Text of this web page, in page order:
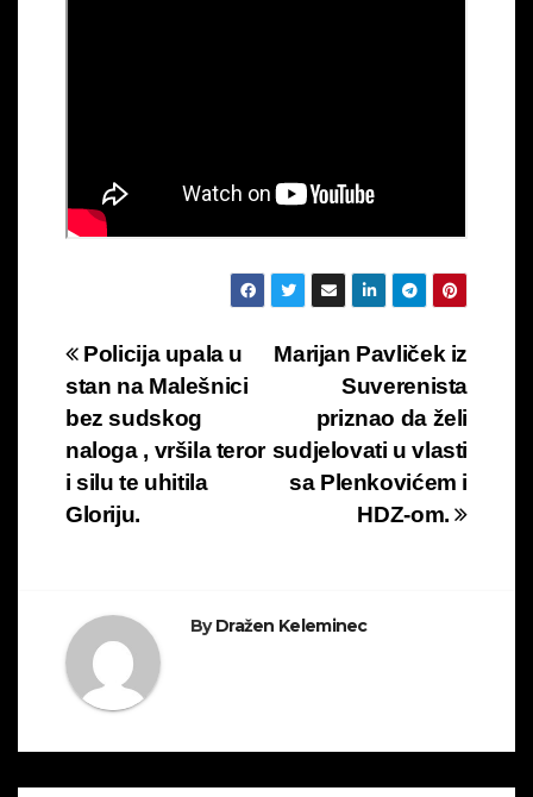
Navigacija
objava
Marijan Pavliček iz
Suverenista
priznao da želi
sudjelovati u vlasti
sa Plenkovićem i
HDZ-om.
Policija upala u
stan na Malešnici
bez sudskog
naloga , vršila teror
i silu te uhitila
Gloriju.
ByDražen Keleminec